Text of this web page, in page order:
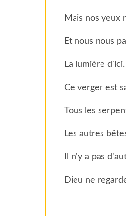
Mais nos yeux
Et nous nous
La lumière d'ici.
Ce verger est
Tous les
Les autres
Il n'y a pas
Dieu ne